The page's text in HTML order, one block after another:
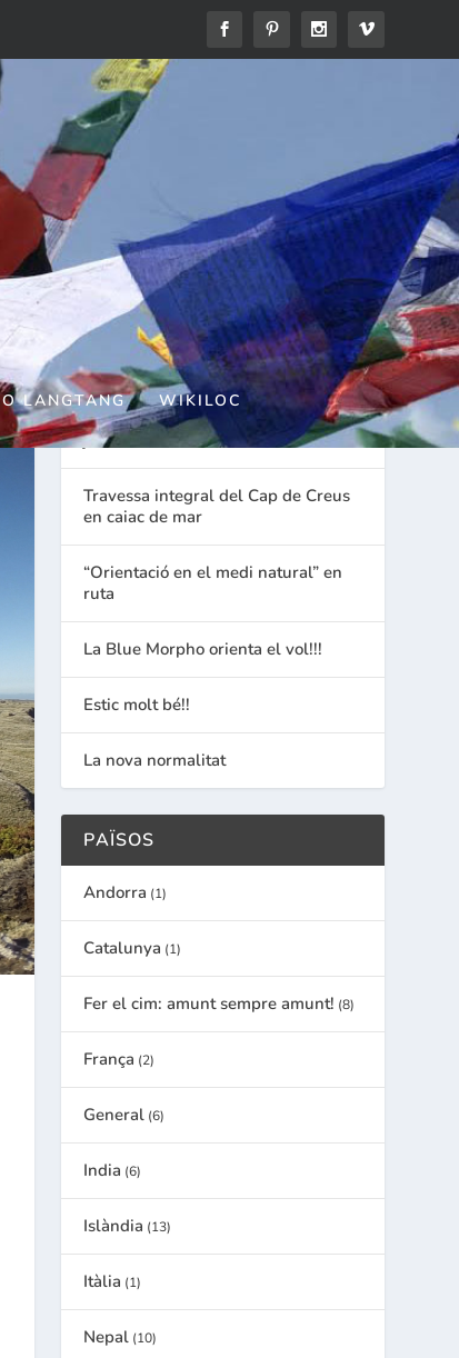
LANGTANG WIKILOC
ENTRADES RECENTS
Raquetes per Nadal
Abruzzo – Isole Tremiti
Farra al Canigó: tants dies observat
des de la llunyania, per fi, coronat
junts!!!
Travessa integral del Cap de Creus
en caiac de mar
“Orientació en el medi natural” en
ruta
La Blue Morpho orienta el vol!!!
Estic molt bé!!
La nova normalitat
PAÏSOS
Andorra (1)
Catalunya (1)
Fer el cim: amunt sempre amunt! (8)
França (2)
General (6)
India (6)
Islàndia (13)
Itàlia (1)
Nepal (10)